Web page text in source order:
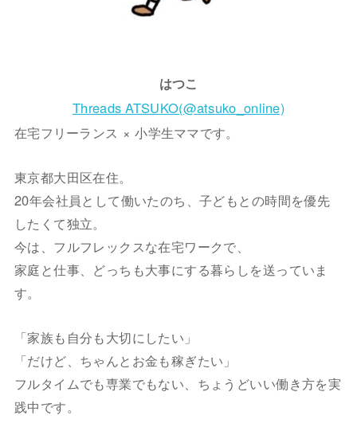
はつこ
Threads ATSUKO(@atsuko_online)
在宅フリーランス × 小学生ママです。
東京都大田区在住。
20年会社員として働いたのち、子どもとの時間を優先
したくて独立。
今は、フルフレックスな在宅ワークで、
家庭と仕事、どっちも大事にする暮らしを送っていま
す。
「家族も自分も大切にしたい」
「だけど、ちゃんとお金も稼ぎたい」
フルタイムでも専業でもない、ちょうどいい働き方を実
践中です。